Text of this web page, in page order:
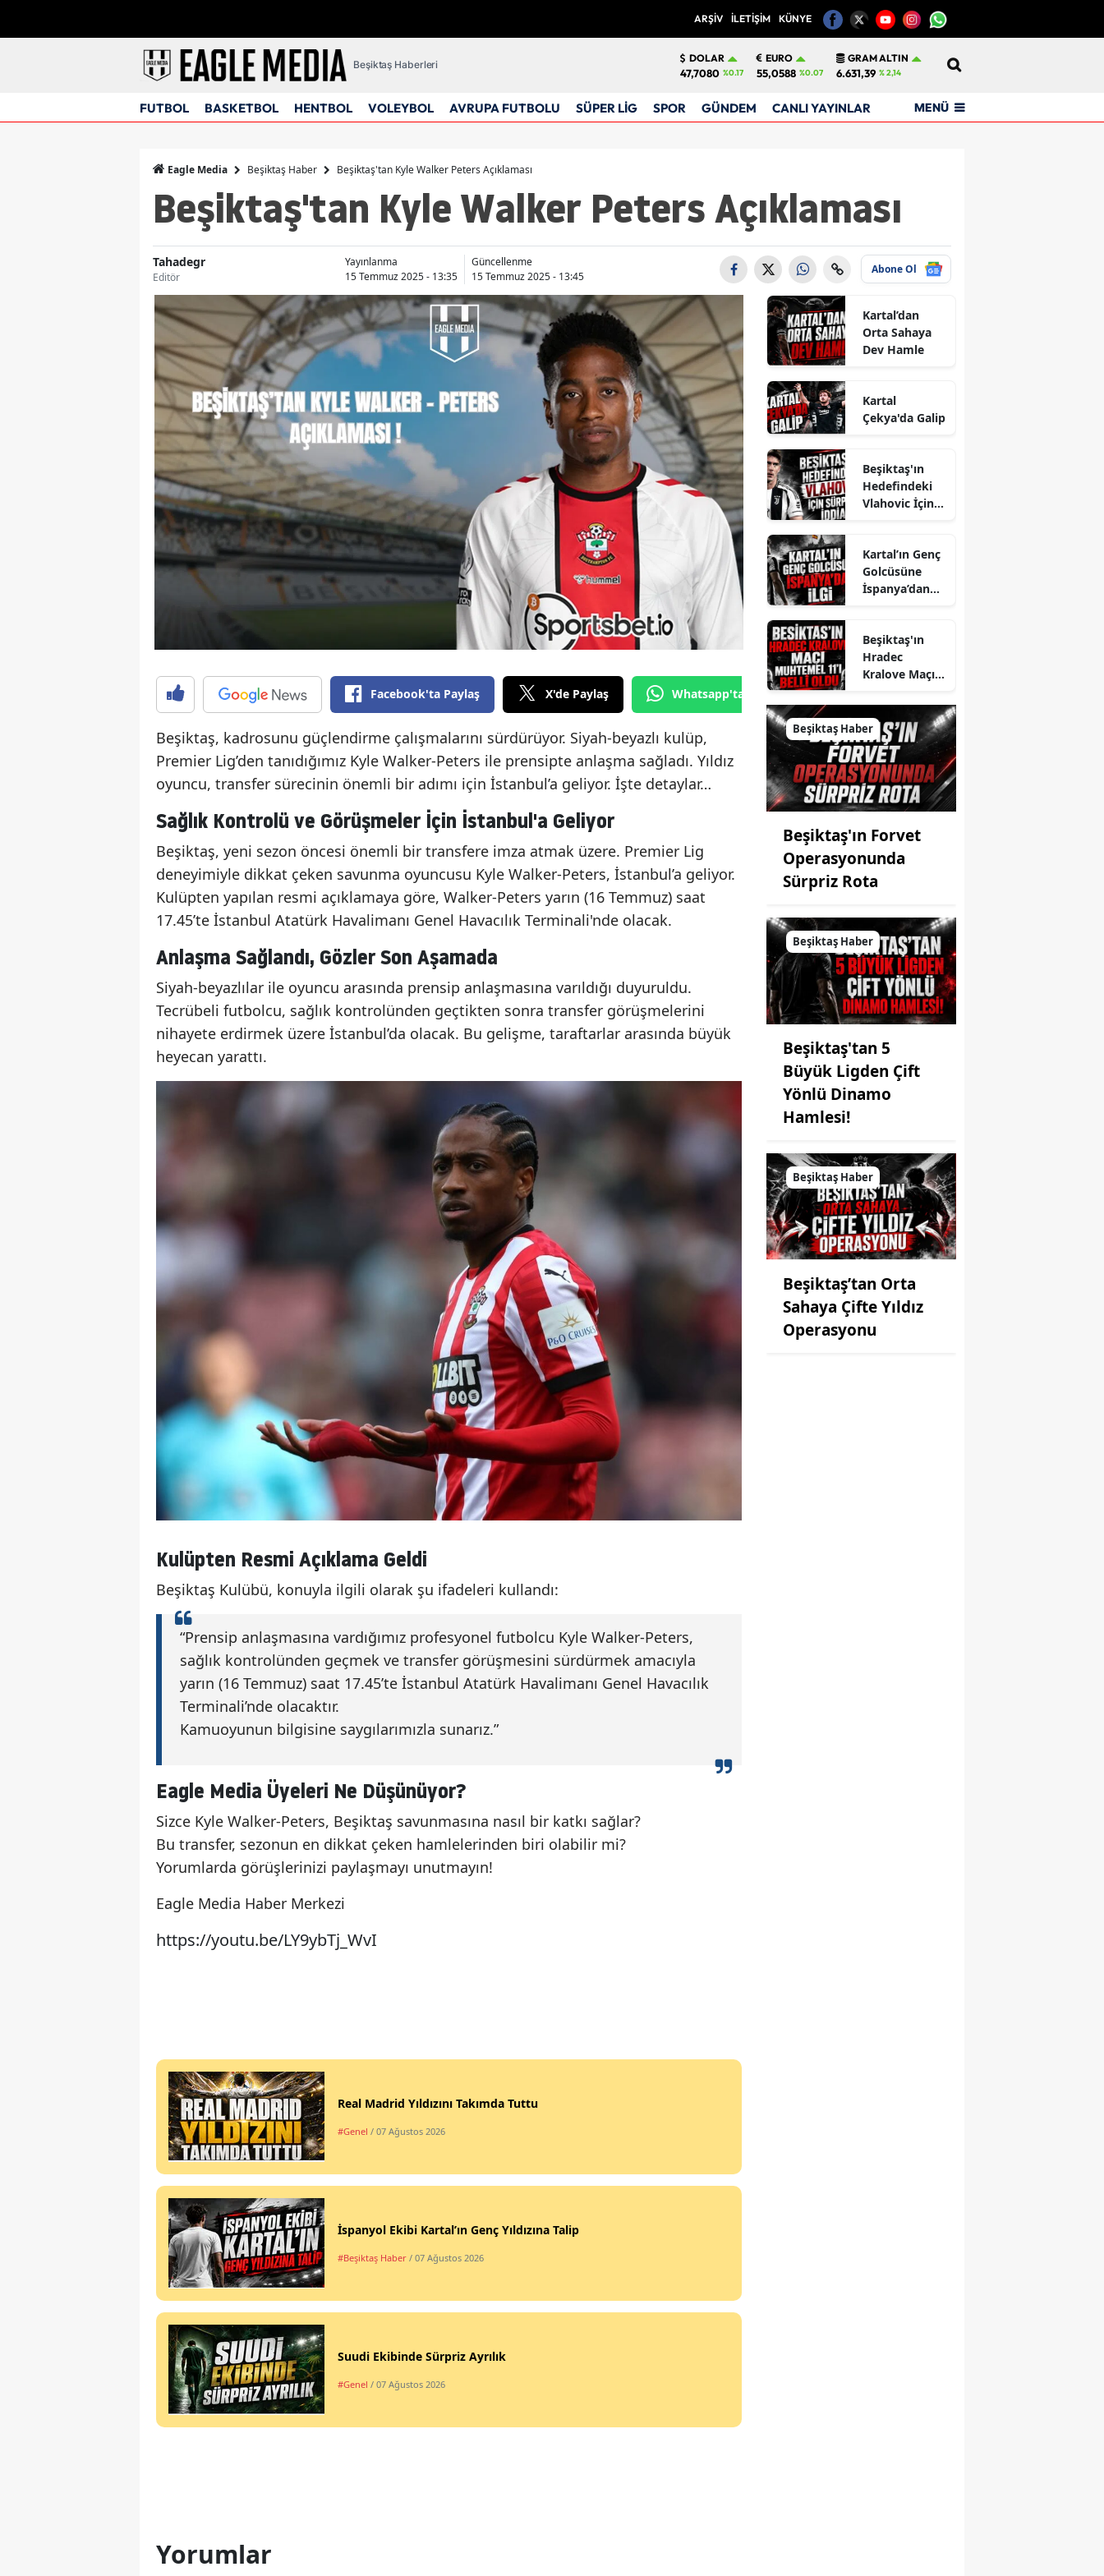
ARŞİV İLETİŞİM KÜNYE
Beşiktaş Haberleri
DOLAR
47,7080 %0.17
EURO
55,0588 %0.07
GRAM ALTIN
6.631,39 % 2,14
FUTBOL BASKETBOL HENTBOL VOLEYBOL AVRUPA FUTBOLU SÜPER LİG SPOR GÜNDEM CANLI YAYINLAR MENÜ
Eagle Media Beşiktaş Haber Beşiktaş'tan Kyle Walker Peters Açıklaması
Beşiktaş'tan Kyle Walker Peters Açıklaması
Tahadegr
Editör
Yayınlanma
15 Temmuz 2025 - 13:35
Güncellenme
15 Temmuz 2025 - 13:45
Abone Ol
Facebook'ta Paylaş X'de Paylaş Whatsapp'tan Gönder
Beşiktaş, kadrosunu güçlendirme çalışmalarını sürdürüyor. Siyah-beyazlı kulüp,
Premier Lig’den tanıdığımız Kyle Walker-Peters ile prensipte anlaşma sağladı. Yıldız
oyuncu, transfer sürecinin önemli bir adımı için İstanbul’a geliyor. İşte detaylar…
Sağlık Kontrolü ve Görüşmeler İçin İstanbul'a Geliyor
Beşiktaş, yeni sezon öncesi önemli bir transfere imza atmak üzere. Premier Lig
deneyimiyle dikkat çeken savunma oyuncusu Kyle Walker-Peters, İstanbul’a geliyor.
Kulüpten yapılan resmi açıklamaya göre, Walker-Peters yarın (16 Temmuz) saat
17.45’te İstanbul Atatürk Havalimanı Genel Havacılık Terminali'nde olacak.
Anlaşma Sağlandı, Gözler Son Aşamada
Siyah-beyazlılar ile oyuncu arasında prensip anlaşmasına varıldığı duyuruldu.
Tecrübeli futbolcu, sağlık kontrolünden geçtikten sonra transfer görüşmelerini
nihayete erdirmek üzere İstanbul’da olacak. Bu gelişme, taraftarlar arasında büyük
heyecan yarattı.
Kulüpten Resmi Açıklama Geldi
Beşiktaş Kulübü, konuyla ilgili olarak şu ifadeleri kullandı:
“Prensip anlaşmasına vardığımız profesyonel futbolcu Kyle Walker-Peters,
sağlık kontrolünden geçmek ve transfer görüşmesini sürdürmek amacıyla
yarın (16 Temmuz) saat 17.45’te İstanbul Atatürk Havalimanı Genel Havacılık
Terminali’nde olacaktır.
Kamuoyunun bilgisine saygılarımızla sunarız.”
Eagle Media Üyeleri Ne Düşünüyor?
Sizce Kyle Walker-Peters, Beşiktaş savunmasına nasıl bir katkı sağlar?
Bu transfer, sezonun en dikkat çeken hamlelerinden biri olabilir mi?
Yorumlarda görüşlerinizi paylaşmayı unutmayın!
Eagle Media Haber Merkezi
https://youtu.be/LY9ybTj_WvI
Real Madrid Yıldızını Takımda Tuttu
#Genel / 07 Ağustos 2026
İspanyol Ekibi Kartal’ın Genç Yıldızına Talip
#Beşiktaş Haber / 07 Ağustos 2026
Suudi Ekibinde Sürpriz Ayrılık
#Genel / 07 Ağustos 2026
Yorumlar
Kartal’dan
Orta Sahaya
Dev Hamle
Kartal
Çekya'da Galip
Beşiktaş'ın
Hedefindeki
Vlahovic İçin
Kartal’ın Genç
Golcüsüne
İspanya’dan
Beşiktaş'ın
Hradec
Kralove Maçı
Belli Oldu
Beşiktaş Haber
Beşiktaş'ın Forvet
Operasyonunda
Sürpriz Rota
Beşiktaş Haber
Beşiktaş'tan 5
Büyük Ligden Çift
Yönlü Dinamo
Hamlesi!
Beşiktaş Haber
Beşiktaş’tan Orta
Sahaya Çifte Yıldız
Operasyonu